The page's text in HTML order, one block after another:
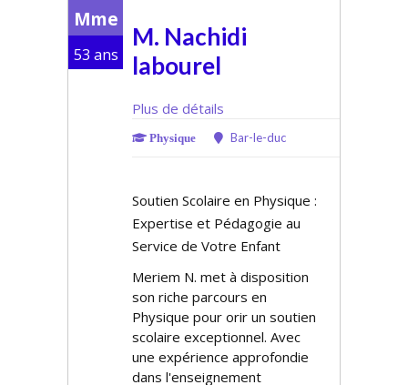
Mme
53 ans
M. Nachidi
labourel
Plus de détails
Physique Bar-le-duc
Soutien Scolaire en Physique :
Expertise et Pédagogie au
Service de Votre Enfant
Meriem N. met à disposition
son riche parcours en
Physique pour offrir un soutien
scolaire exceptionnel. Avec
une expérience approfondie
dans l'enseignement